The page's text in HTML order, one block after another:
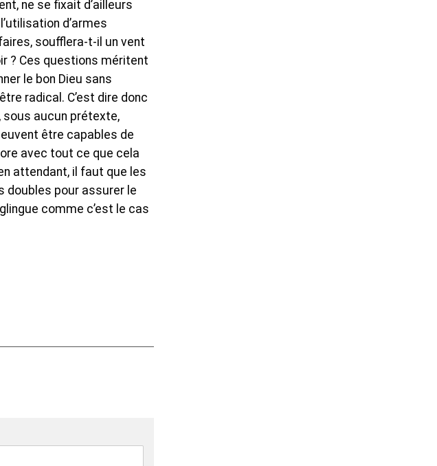
ne se fixait d’ailleurs
d’armes
soufflera-t-il un vent
? Ces questions méritent
le bon Dieu sans
radical. C’est dire donc
sous aucun prétexte,
être capables de
avec tout ce que cela
attendant, il faut que les
doubles pour assurer le
comme c’est le cas